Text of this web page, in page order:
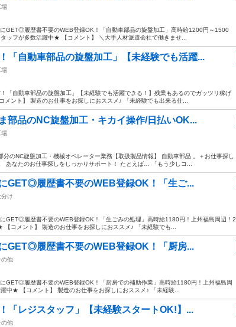
場
にGET◎履歴書不要のWEB登録OK！「自動車部品の旋盤加工」高時給1200円～1500
ッフが多数活躍中★ 【コメント】 ＼大手人材派遣会社で働きませ...
「自動車部品の旋盤加工」【未経験でも活躍...
場
「自動車部品の旋盤加工」【未経験でも活躍できる！】残業もあるのでガッツリ稼げ
ント】 製造のお仕事をお探しにおススメ♪ 「未経験でも出来る仕...
部品のNC旋盤加工・キカイ操作/日払いOK...
場
のNC旋盤加工・機械オペレーター業務【取扱製品情報】 自動車部品 。＋お仕事探し
あなたのお仕事探しをしっかりサポート！ たとえば… 「もう少しコ...
GET◎履歴書不要のWEB登録OK！「生ご...
分け
にGET◎履歴書不要のWEB登録OK！「生ごみの処理」高時給1180円！上州福島周辺！2
コメント】 製造のお仕事をお探しにおススメ♪ 「未経験でも...
GET◎履歴書不要のWEB登録OK！「厨房...
の他
にGET◎履歴書不要のWEB登録OK！「厨房での補助作業」高時給1180円！上州福島周
中★ 【コメント】 製造のお仕事をお探しにおススメ♪ 「未経験...
「レジスタッフ」【未経験スタートOK!】...
の他